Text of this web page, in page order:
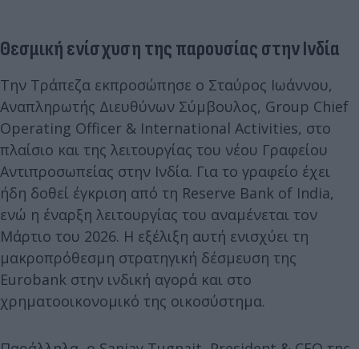
Θεσμική ενίσχυση της παρουσίας στην Ινδία
Την Τράπεζα εκπροσώπησε ο Σταύρος Ιωάννου,
Αναπληρωτής Διευθύνων Σύμβουλος, Group Chief
Operating Officer & International Activities, στο
πλαίσιο και της λειτουργίας του νέου Γραφείου
Αντιπροσωπείας στην Ινδία. Για το γραφείο έχει
ήδη δοθεί έγκριση από τη Reserve Bank of India,
ενώ η έναρξη λειτουργίας του αναμένεται τον
Μάρτιο του 2026. Η εξέλιξη αυτή ενισχύει τη
μακροπρόθεσμη στρατηγική δέσμευση της
Eurobank στην ινδική αγορά και στο
χρηματοοικονομικό της οικοσύστημα.